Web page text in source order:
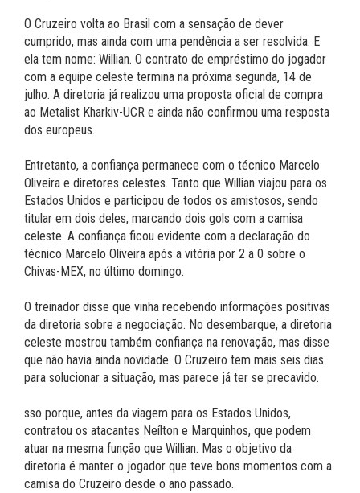
O Cruzeiro volta ao Brasil com a sensação de dever
cumprido, mas ainda com uma pendência a ser resolvida. E
ela tem nome: Willian. O contrato de empréstimo do jogador
com a equipe celeste termina na próxima segunda, 14 de
julho. A diretoria já realizou uma proposta oficial de compra
ao Metalist Kharkiv-UCR e ainda não confirmou uma resposta
dos europeus.
Entretanto, a confiança permanece com o técnico Marcelo
Oliveira e diretores celestes. Tanto que Willian viajou para os
Estados Unidos e participou de todos os amistosos, sendo
titular em dois deles, marcando dois gols com a camisa
celeste. A confiança ficou evidente com a declaração do
técnico Marcelo Oliveira após a vitória por 2 a 0 sobre o
Chivas-MEX, no último domingo.
O treinador disse que vinha recebendo informações positivas
da diretoria sobre a negociação. No desembarque, a diretoria
celeste mostrou também confiança na renovação, mas disse
que não havia ainda novidade. O Cruzeiro tem mais seis dias
para solucionar a situação, mas parece já ter se precavido.
sso porque, antes da viagem para os Estados Unidos,
contratou os atacantes Neílton e Marquinhos, que podem
atuar na mesma função que Willian. Mas o objetivo da
diretoria é manter o jogador que teve bons momentos com a
camisa do Cruzeiro desde o ano passado.